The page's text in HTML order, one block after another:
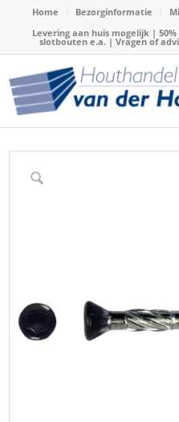
Home Bezorginformatie
Levering aan huis mogelijk |
slotbouten e.a. | Vragen of
Home / Webshop / Schroeven /
Schroef RVS C2 zwartkop 5x50mm